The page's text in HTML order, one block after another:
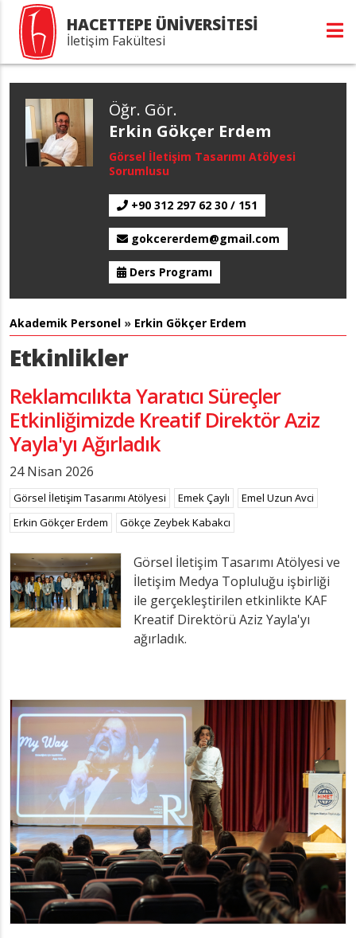
HACETTEPE ÜNİVERSİTESİ
İletişim Fakültesi
Öğr. Gör.
Erkin Gökçer Erdem
Görsel İletişim Tasarımı Atölyesi
Sorumlusu
+90 312 297 62 30 / 151
gokcererdem@gmail.com
Ders Programı
Akademik Personel » Erkin Gökçer Erdem
Etkinlikler
Reklamcılıkta Yaratıcı Süreçler
Etkinliğimizde Kreatif Direktör Aziz
Yayla'yı Ağırladık
24 Nisan 2026
Görsel İletişim Tasarımı Atölyesi Emek Çaylı
Emel Uzun Avci
Erkin Gökçer Erdem
Gökçe Zeybek Kabakcı
Görsel İletişim Tasarımı Atölyesi ve
İletişim Medya Topluluğu işbirliği
ile gerçekleştirilen etkinlikte KAF
Kreatif Direktörü Aziz Yayla'yı
ağırladık.